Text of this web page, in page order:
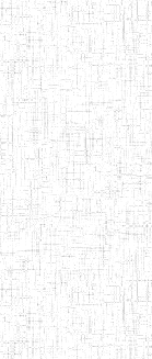
307
3 4 5
6
ENIEG